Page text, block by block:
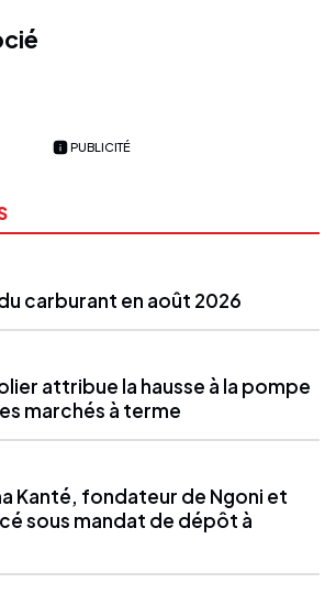
PUBLICITÉ
carburant en août 2026
attribue la hausse à la pompe
marchés à terme
Kanté, fondateur de Ngoni et
sous mandat de dépôt à